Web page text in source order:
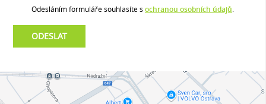
Odesláním formuláře souhlasíte s ochranou osobních údajů.